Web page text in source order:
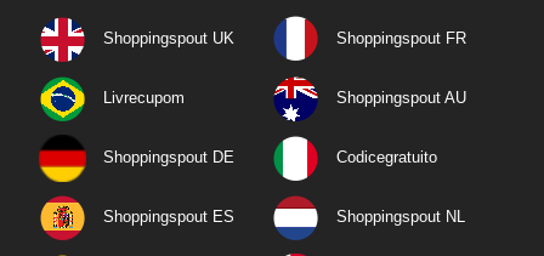
Shoppingspout UK Shoppingspout FR
Livrecupom Shoppingspout AU
Shoppingspout DE Codicegratuito
Shoppingspout ES Shoppingspout NL